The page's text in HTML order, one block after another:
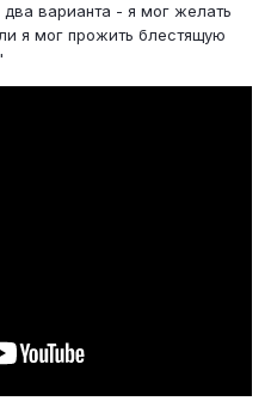
варианта - я мог желать
я мог прожить блестящую